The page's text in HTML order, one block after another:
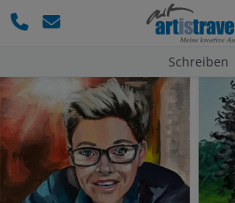
Schreiben